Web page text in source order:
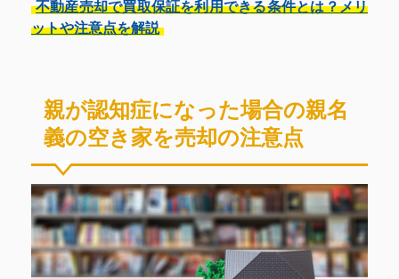
不動産売却で買取保証を利用できる条件とは？メリ
ットや注意点を解説
親が認知症になった場合の親名
義の空き家を売却の注意点